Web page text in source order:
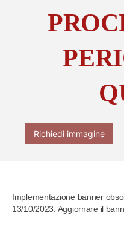
Contattaci
Richiedi immagine
Cod. identificativo
Implementazione banner
13/10/2023. Aggiornare il